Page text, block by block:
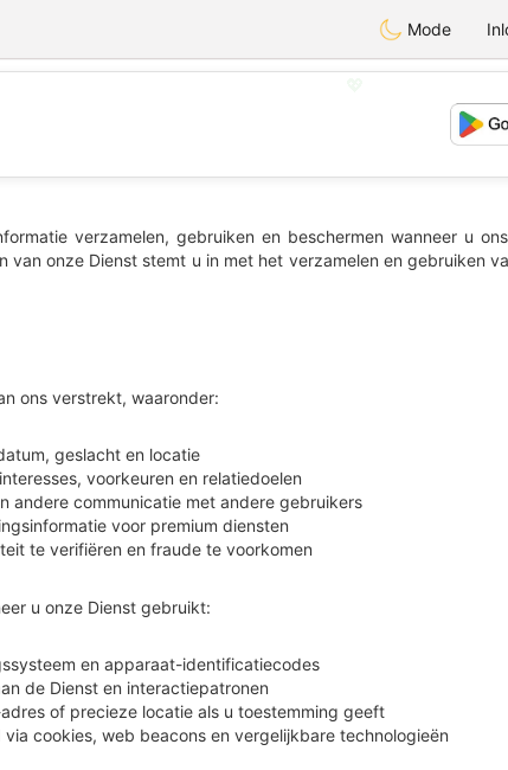
Mode
💕
verzamelen, gebruiken en beschermen wanneer u
onze Dienst stemt u in met het verzamelen en gebruiken
ons verstrekt, waaronder:
geslacht en locatie
voorkeuren en relatiedoelen
andere communicatie met andere gebruikers
voor premium diensten
te verifiëren en fraude te voorkomen
u onze Dienst gebruikt:
en apparaat-identificatiecodes
de Dienst en interactiepatronen
of precieze locatie als u toestemming geeft
cookies, web beacons en vergelijkbare technologieën